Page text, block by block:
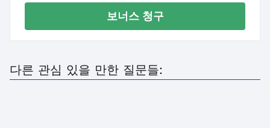
보너스 청구
다른 관심 있을 만한 질문들: